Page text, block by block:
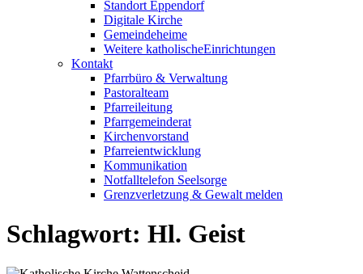
Standort Eppendorf
Digitale Kirche
Gemeindeheime
Weitere katholische­­Einrichtungen
Kontakt
Pfarrbüro & Verwaltung
Pastoralteam
Pfarreileitung
Pfarrgemeinderat
Kirchenvorstand
Pfarreientwicklung
Kommunikation
Notfalltelefon Seelsorge
Grenzverletzung & Gewalt melden
Schlagwort: Hl. Geist